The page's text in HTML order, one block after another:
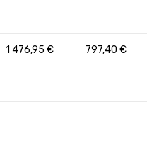
1 476,95 € 797,40 €